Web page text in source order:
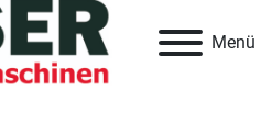
Menü